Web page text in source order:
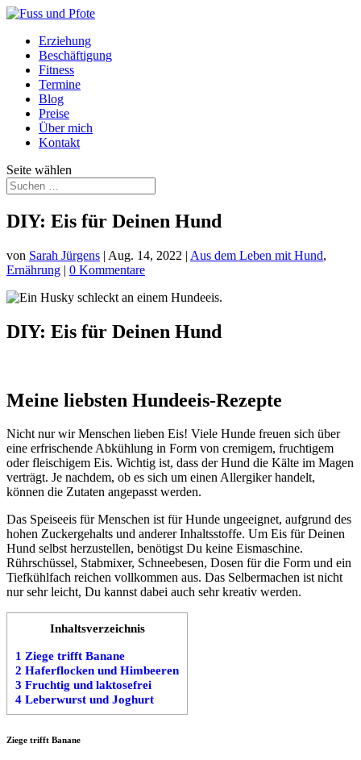
Erziehung
Beschäftigung
Fitness
Termine
Blog
Preise
Über mich
Kontakt
Seite wählen
DIY: Eis für Deinen Hund
von Sarah Jürgens | Aug. 14, 2022 | Aus dem Leben mit Hund,
Ernährung | 0 Kommentare
DIY: Eis für Deinen Hund
Meine liebsten Hundeeis-Rezepte
Nicht nur wir Menschen lieben Eis! Viele Hunde freuen sich über
eine erfrischende Abkühlung in Form von cremigem, fruchtigem
oder fleischigem Eis. Wichtig ist, dass der Hund die Kälte im Magen
verträgt. Je nachdem, ob es sich um einen Allergiker handelt,
können die Zutaten angepasst werden.
Das Speiseeis für Menschen ist für Hunde ungeeignet, aufgrund des
hohen Zuckergehalts und anderer Inhaltsstoffe. Um Eis für Deinen
Hund selbst herzustellen, benötigst Du keine Eismaschine.
Rührschüssel, Stabmixer, Schneebesen, Dosen für die Form und ein
Tiefkühlfach reichen vollkommen aus. Das Selbermachen ist nicht
nur sehr leicht, Du kannst dabei auch sehr kreativ werden.
Inhaltsverzeichnis
1 Ziege trifft Banane
2 Haferflocken und Himbeeren
3 Fruchtig und laktosefrei
4 Leberwurst und Joghurt
Ziege trifft Banane